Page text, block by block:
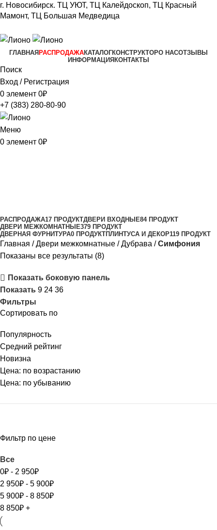
г. Новосибирск. ТЦ УЮТ, ТЦ Калейдоскоп, ТЦ Красный
Мамонт, ТЦ Большая Медведица​
ГЛАВНАЯ РАСПРОДАЖАКАТАЛОГКОНСТРУКТОРО НАСОТЗЫВЫ
ИНФОРМАЦИЯ КОНТАКТЫ
Поиск
Вход / Регистрация
0 элемент 0₽
+7 (383) 280-80-90
Меню
0 элемент 0₽
РАСПРОДАЖА17 ПРОДУКТДВЕРИ ВХОДНЫЕ84 ПРОДУКТ
ДВЕРИ МЕЖКОМНАТНЫЕ379 ПРОДУКТ
ДВЕРНАЯ ФУРНИТУРА0 ПРОДУКТПЛИНТУСА И ДЕКОР119 ПРОДУКТ
Главная Двери межкомнатные Дубрава
Симфония
Показаны все результаты (8)
Показать боковую панель
Показать 9 24 36
Фильтры
Сортировать по
Популярность
Средний рейтинг
Новизна
Цена: по возрастанию
Цена: по убыванию
Фильтр по цене
Все
0₽ - 2 950₽
2 950₽ - 5 900₽
5 900₽ - 8 850₽
8 850₽ +